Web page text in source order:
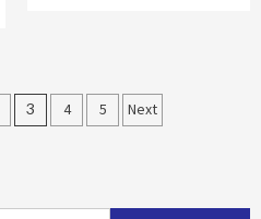
3 4 5 Next